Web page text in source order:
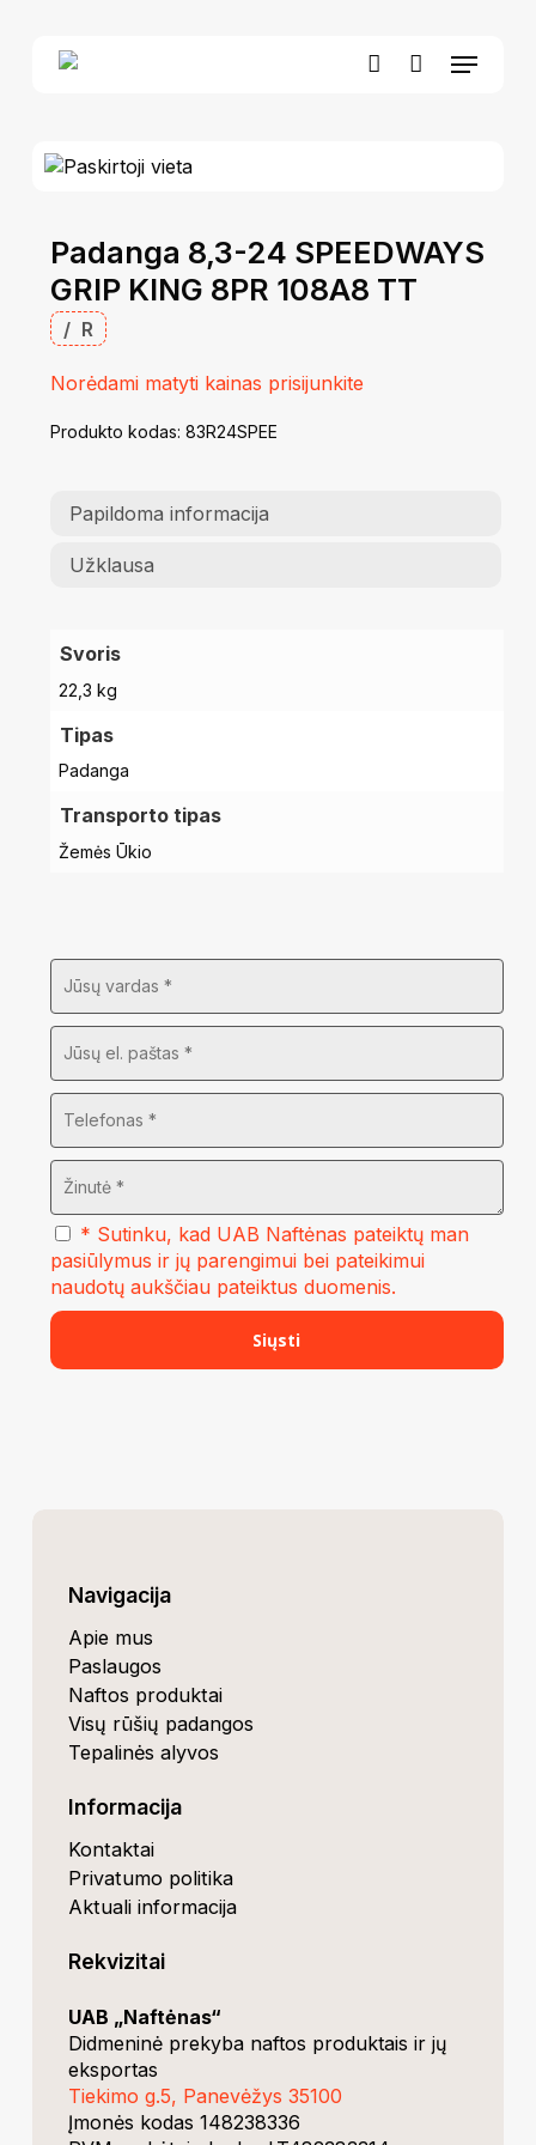
Menu
Close
Cart
Padanga 8,3-24 SPEEDWAYS
GRIP KING 8PR 108A8 TT
/ R
Norėdami matyti kainas prisijunkite
Produkto kodas: 83R24SPEE
Papildoma informacija
Užklausa
Svoris
22,3 kg
Tipas
Padanga
Transporto tipas
Žemės Ūkio
* Sutinku, kad UAB Naftėnas pateiktų man
pasiūlymus ir jų parengimui bei pateikimui
naudotų aukščiau pateiktus duomenis.
Navigacija
Apie mus
Paslaugos
Naftos produktai
Visų rūšių padangos
Tepalinės alyvos
Informacija
Kontaktai
Privatumo politika
Aktuali informacija
Rekvizitai
UAB „Naftėnas“
Didmeninė prekyba naftos produktais ir jų
eksportas
Tiekimo g.5, Panevėžys 35100
Įmonės kodas 148238336